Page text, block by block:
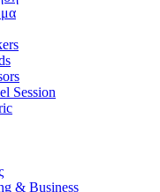
Session
& Business